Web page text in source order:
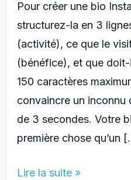
Pour créer une bio
structurez-la en 3
(activité), ce que le
(bénéfice), et que
150 caractères
convaincre un inconnu
de 3 secondes. Votre
première chose qu’un
Idées
Lire la suite »